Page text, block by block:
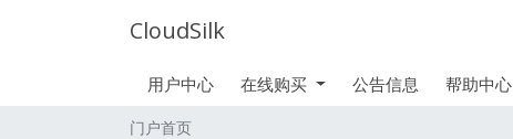
CloudSilk
用户中心 在线购买 公告信息 帮助中心
门户首页